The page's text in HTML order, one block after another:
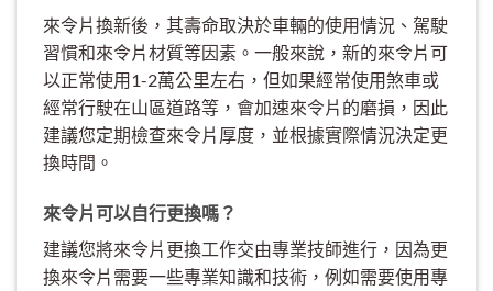
來令片換新後，其壽命取決於車輛的使用情況、駕駛
習慣和來令片材質等因素。一般來說，新的來令片可
以正常使用1-2萬公里左右，但如果經常使用煞車或
經常行駛在山區道路等，會加速來令片的磨損，因此
建議您定期檢查來令片厚度，並根據實際情況決定更
換時間。
來令片可以自行更換嗎？
建議您將來令片更換工作交由專業技師進行，因為更
換來令片需要一些專業知識和技術，例如需要使用專